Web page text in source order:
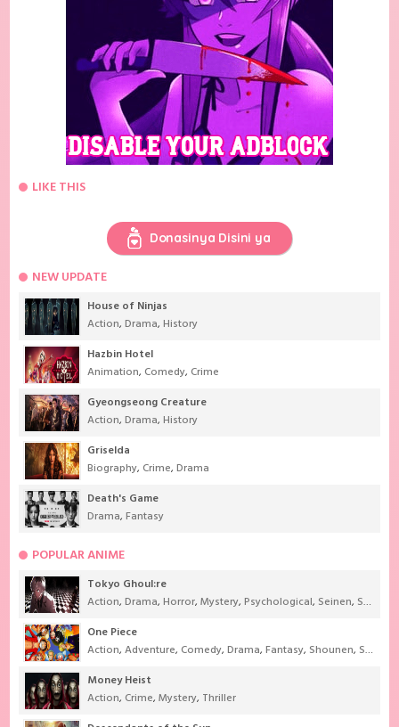
LIKE THIS
Donasinya Disini ya
NEW UPDATE
House of Ninjas
Action,Drama,History
Hazbin Hotel
Animation, Comedy, Crime
Gyeongseong Creature
Action,Drama,History
Griselda
Biography, Crime,Drama
Death's Game
Drama,Fantasy
POPULAR ANIME
Tokyo Ghoul:re
Action,Drama,Horror,Mystery,Psychological, Seinen, Supernatural
One Piece
Action,Adventure, Comedy,Drama,Fantasy, Shounen, Super Power
Money Heist
Action, Crime,Mystery, Thriller